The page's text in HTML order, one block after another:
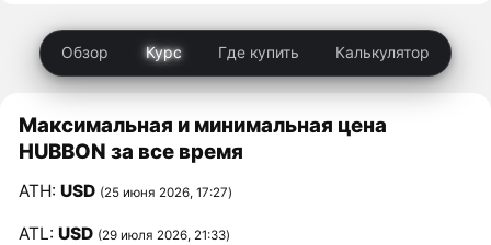
Обзор Курс Где купить Калькулятор
Максимальная и минимальная цена
HUBBON за все время
ATH:USD (25 июня 2026, 17:27)
ATL:USD (29 июля 2026, 21:33)